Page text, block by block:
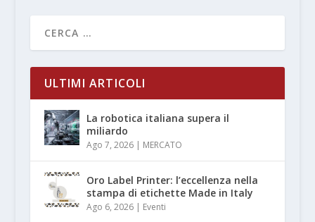
ULTIMI ARTICOLI
La robotica italiana supera il
miliardo
Ago 7, 2026| MERCATO
Oro Label Printer: l’eccellenza nella
stampa di etichette Made in Italy
Ago 6, 2026| Eventi